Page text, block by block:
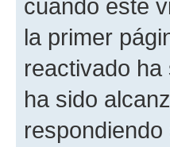
cuando esté
la primer
reactivado
ha sido